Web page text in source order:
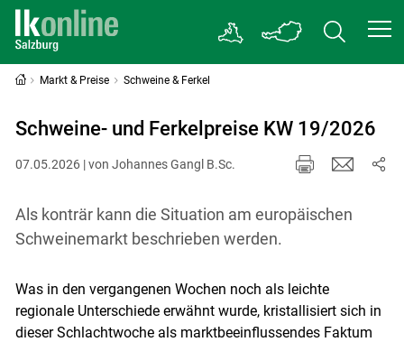
Markt & Preise Schweine & Ferkel
Schweine- und Ferkelpreise KW 19/2026
07.05.2026 | von Johannes Gangl B.Sc.
Als konträr kann die Situation am europäischen
Schweinemarkt beschrieben werden.
Was in den vergangenen Wochen noch als leichte
regionale Unterschiede erwähnt wurde, kristallisiert sich in
dieser Schlachtwoche als marktbeeinflussendes Faktum